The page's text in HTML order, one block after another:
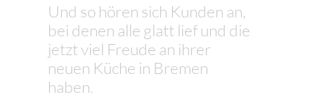
Und so hören sich Kunden an,
bei denen alle glatt lief und die
jetzt viel Freude an ihrer
neuen Küche in Bremen
haben.